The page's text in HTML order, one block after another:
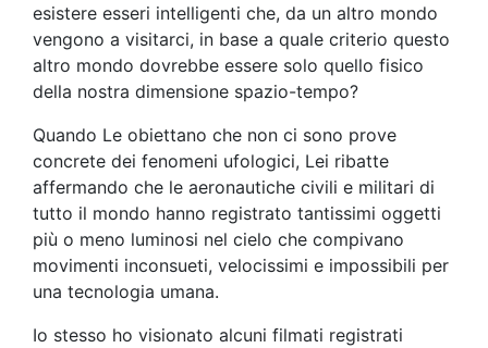
esistere esseri intelligenti che, da un altro mondo
vengono a visitarci, in base a quale criterio questo
altro mondo dovrebbe essere solo quello fisico
della nostra dimensione spazio-tempo?
Quando Le obiettano che non ci sono prove
concrete dei fenomeni ufologici, Lei ribatte
affermando che le aeronautiche civili e militari di
tutto il mondo hanno registrato tantissimi oggetti
più o meno luminosi nel cielo che compivano
movimenti inconsueti, velocissimi e impossibili per
una tecnologia umana.
Io stesso ho visionato alcuni filmati registrati